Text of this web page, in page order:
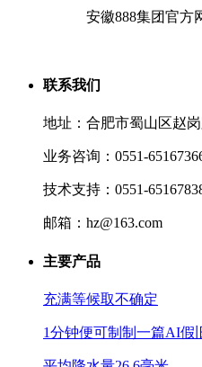
安徽888集团官方
联系我们
地址：合肥市蜀山区赵
业务咨询：0551-
技术支持：0551-
邮箱：hz@163.com
主要产品
充满等候取不确定
1分钟便可制制一篇AI假